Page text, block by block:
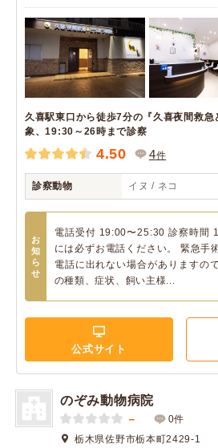
久喜駅東口から徒歩7分の『久喜夜間救急
象、19:30～26時まで診察
4.50 4件
診察動物 イヌ / ネコ
お
知
ら
せ
電話受付 19:00〜25:30 診察時間
には必ずお電話ください。 緊急手
電話に出れない場合がありますの
の種類、症状、飼い主様...
公式サイト
のぞみ動物病院
－
0件
栃木県佐野市栃本町2429-1